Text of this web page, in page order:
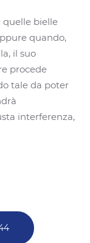
quelle bielle
quando,
il suo
procede
tale da poter
interferenza,